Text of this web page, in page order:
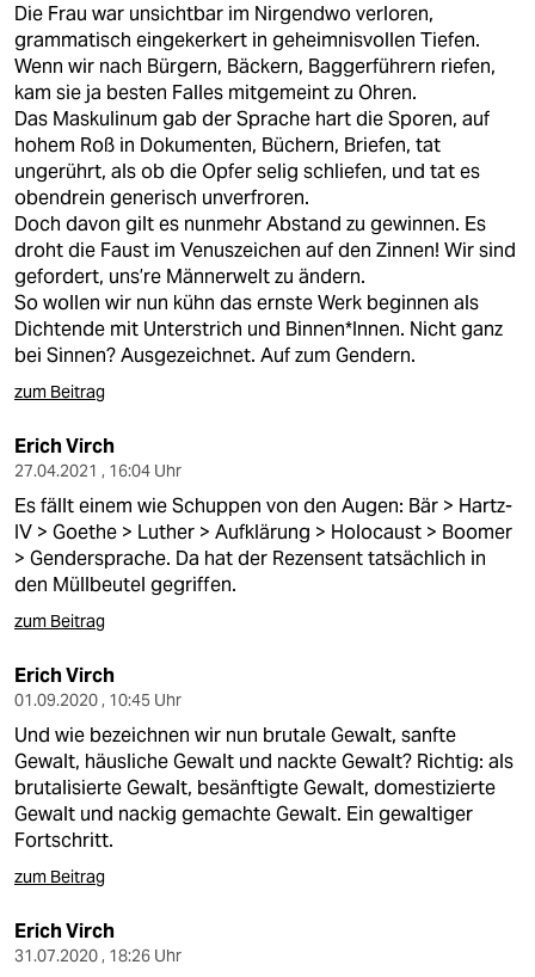
Die Frau war unsichtbar im Nirgendwo verloren,
grammatisch eingekerkert in geheimnisvollen Tiefen.
Wenn wir nach Bürgern, Bäckern, Baggerführern riefen,
kam sie ja besten Falles mitgemeint zu Ohren.
Das Maskulinum gab der Sprache hart die Sporen, auf
hohem Roß in Dokumenten, Büchern, Briefen, tat
ungerührt, als ob die Opfer selig schliefen, und tat es
obendrein generisch unverfroren.
Doch davon gilt es nunmehr Abstand zu gewinnen. Es
droht die Faust im Venuszeichen auf den Zinnen! Wir sind
gefordert, uns’re Männerwelt zu ändern.
So wollen wir nun kühn das ernste Werk beginnen als
Dichtende mit Unterstrich und Binnen*Innen. Nicht ganz
bei Sinnen? Ausgezeichnet. Auf zum Gendern.
zum Beitrag
Erich Virch
27.04.2021 , 16:04 Uhr
Es fällt einem wie Schuppen von den Augen: Bär > Hartz-
IV > Goethe > Luther > Aufklärung > Holocaust > Boomer
> Gendersprache. Da hat der Rezensent tatsächlich in
den Müllbeutel gegriffen.
zum Beitrag
Erich Virch
01.09.2020 , 10:45 Uhr
Und wie bezeichnen wir nun brutale Gewalt, sanfte
Gewalt, häusliche Gewalt und nackte Gewalt? Richtig: als
brutalisierte Gewalt, besänftigte Gewalt, domestizierte
Gewalt und nackig gemachte Gewalt. Ein gewaltiger
Fortschritt.
zum Beitrag
Erich Virch
31.07.2020 , 18:26 Uhr